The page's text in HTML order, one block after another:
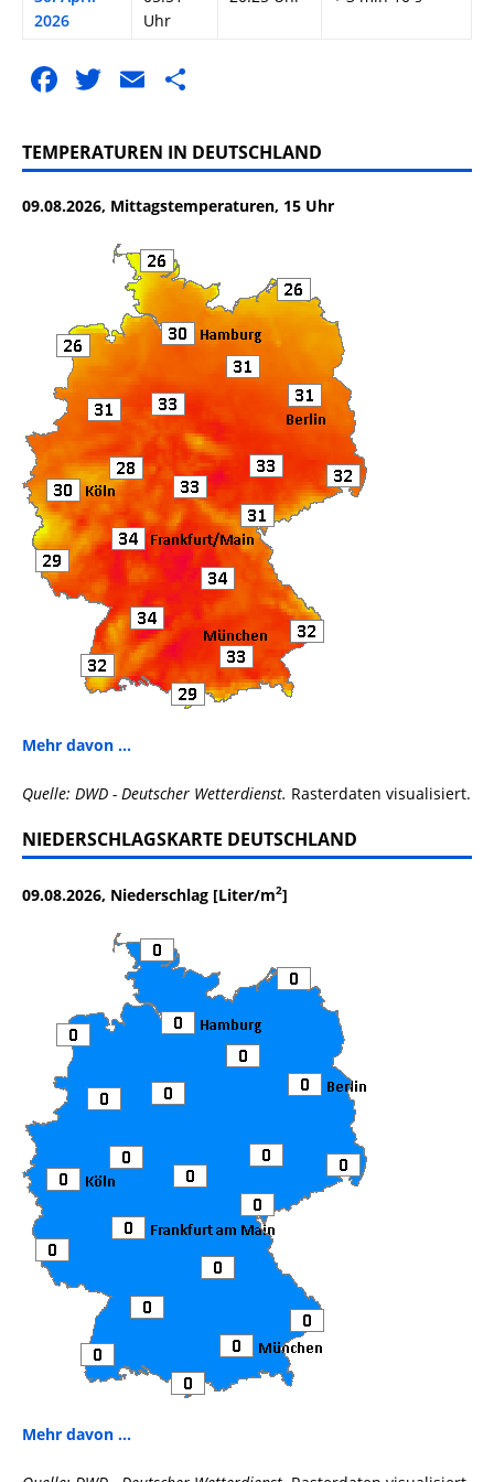
2026
Uhr
F
c
e
b
k
T
it
te
r
E
ai
l
le
n
TEMPERATUREN IN DEUTSCHLAND
09.08.2026, Mittagstemperaturen, 15 Uhr
Mehr davon ...
Quelle: DWD - Deutscher Wetterdienst. Rasterdaten visualisiert.
NIEDERSCHLAGSKARTE DEUTSCHLAND
09.08.2026, Niederschlag [Liter/m2]
Mehr davon ...